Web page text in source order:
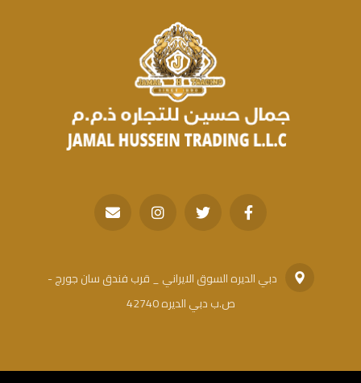
دبي الديره السوق الايراني _ قرب فندق سان جورج -
ص.ب دبي الديره 42740